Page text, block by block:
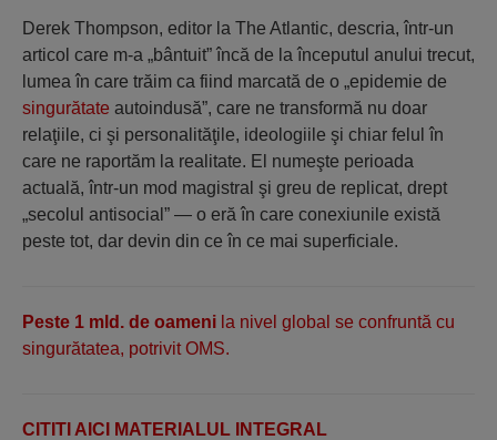
Derek Thompson, editor la The Atlantic, descria, într-un
articol care m-a „bântuit” încă de la începutul anului trecut,
lumea în care trăim ca fiind marcată de o „epidemie de
singurătate autoindusă”, care ne transformă nu doar
relaţiile, ci şi personalităţile, ideologiile şi chiar felul în
care ne raportăm la realitate. El numeşte perioada
actuală, într-un mod magistral şi greu de replicat, drept
„secolul antisocial” — o eră în care conexiunile există
peste tot, dar devin din ce în ce mai superficiale.
Peste 1 mld. de oameni la nivel global se confruntă cu
singurătatea, potrivit OMS.
CITITI AICI MATERIALUL INTEGRAL